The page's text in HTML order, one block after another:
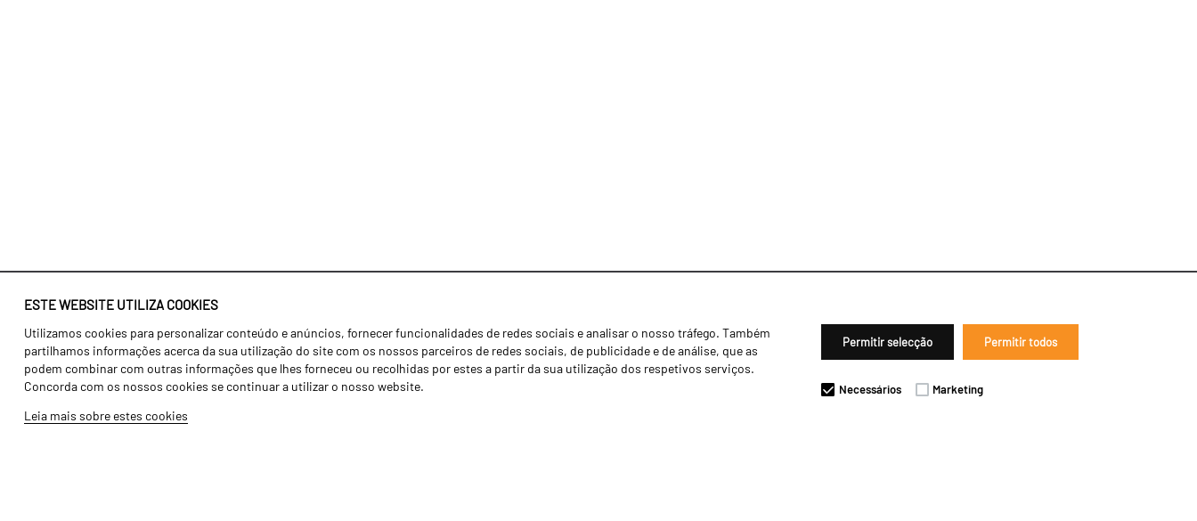
ESTE WEBSITE UTILIZA COOKIES
Utilizamos cookies para personalizar conteúdo e anúncios, fornecer funcionalidades de redes sociais e analisar o nosso tráfego. Também
partilhamos informações acerca da sua utilização do site com os nossos parceiros de redes sociais, de publicidade e de análise, que as
podem combinar com outras informações que lhes forneceu ou recolhidas por estes a partir da sua utilização dos respetivos serviços.
Concorda com os nossos cookies se continuar a utilizar o nosso website.
Leia mais sobre estes cookies
Permitir selecção Permitir todos
Necessários Marketing
Identidade
História
Fábrica / Produção
Recursos Humanos
Agricultura
Transportes
Gama Floresta
Notícias
Concessionários